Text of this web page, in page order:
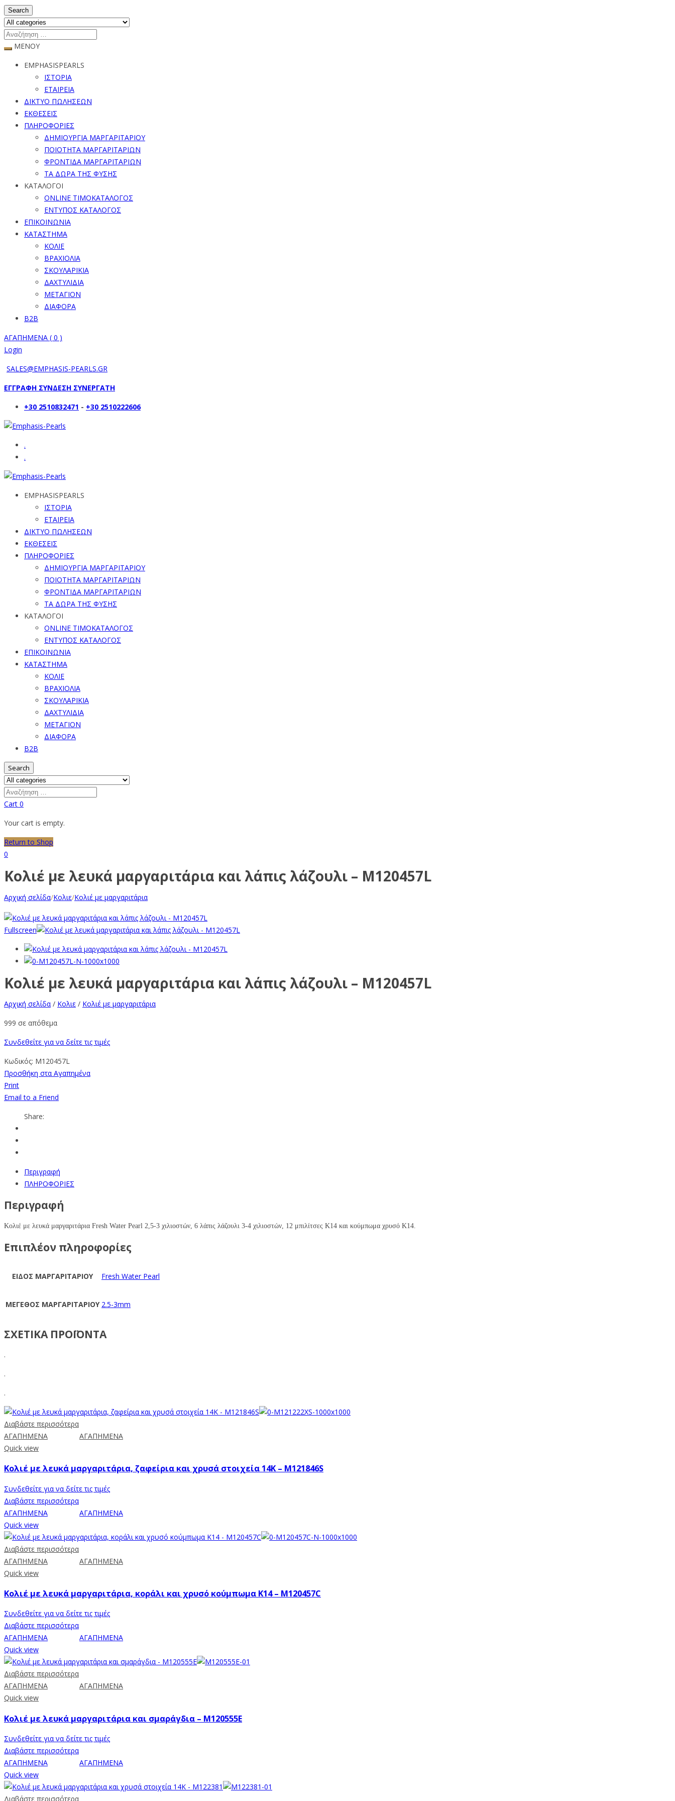
Search
ΜΕΝΟΥ
EMPHASISPEARLS
ΙΣΤΟΡΙΑ
ΕΤΑΙΡΕΙΑ
ΔΙΚΤΥΟ ΠΩΛΗΣΕΩΝ
ΕΚΘΕΣΕΙΣ
ΠΛΗΡΟΦΟΡΙΕΣ
ΔΗΜΙΟΥΡΓΙΑ ΜΑΡΓΑΡΙΤΑΡΙΟΥ
ΠΟΙΟΤΗΤΑ ΜΑΡΓΑΡΙΤΑΡΙΩΝ
ΦΡΟΝΤΙΔΑ ΜΑΡΓΑΡΙΤΑΡΙΩΝ
ΤΑ ΔΩΡΑ ΤΗΣ ΦΥΣΗΣ
ΚΑΤΑΛΟΓΟΙ
ONLINE ΤΙΜΟΚΑΤΑΛΟΓΟΣ
ΕΝΤΥΠΟΣ ΚΑΤΑΛΟΓΟΣ
ΕΠΙΚΟΙΝΩΝΙΑ
ΚΑΤΑΣΤΗΜΑ
ΚΟΛΙΕ
ΒΡΑΧΙΟΛΙΑ
ΣΚΟΥΛΑΡΙΚΙΑ
ΔΑΧΤΥΛΙΔΙΑ
ΜΕΤΑΓΙΟΝ
ΔΙΑΦΟΡΑ
B2B
ΑΓΑΠΗΜΕΝΑ ( 0 )
Login
SALES@EMPHASIS-PEARLS.GR
ΕΓΓΡΑΦΗ ΣΥΝΔΕΣΗ ΣΥΝΕΡΓΑΤΗ
+30 2510832471 - +30 2510222606
.
.
EMPHASISPEARLS
ΙΣΤΟΡΙΑ
ΕΤΑΙΡΕΙΑ
ΔΙΚΤΥΟ ΠΩΛΗΣΕΩΝ
ΕΚΘΕΣΕΙΣ
ΠΛΗΡΟΦΟΡΙΕΣ
ΔΗΜΙΟΥΡΓΙΑ ΜΑΡΓΑΡΙΤΑΡΙΟΥ
ΠΟΙΟΤΗΤΑ ΜΑΡΓΑΡΙΤΑΡΙΩΝ
ΦΡΟΝΤΙΔΑ ΜΑΡΓΑΡΙΤΑΡΙΩΝ
ΤΑ ΔΩΡΑ ΤΗΣ ΦΥΣΗΣ
ΚΑΤΑΛΟΓΟΙ
ONLINE ΤΙΜΟΚΑΤΑΛΟΓΟΣ
ΕΝΤΥΠΟΣ ΚΑΤΑΛΟΓΟΣ
ΕΠΙΚΟΙΝΩΝΙΑ
ΚΑΤΑΣΤΗΜΑ
ΚΟΛΙΕ
ΒΡΑΧΙΟΛΙΑ
ΣΚΟΥΛΑΡΙΚΙΑ
ΔΑΧΤΥΛΙΔΙΑ
ΜΕΤΑΓΙΟΝ
ΔΙΑΦΟΡΑ
B2B
Search
Cart 0
Your cart is empty.
Return to Shop
0
Κολιέ με λευκά μαργαριτάρια και λάπις λάζουλι – M120457L
Αρχική σελίδα/Κολιε/Κολιέ με μαργαριτάρια
Fullscreen
Κολιέ με λευκά μαργαριτάρια και λάπις λάζουλι – M120457L
Αρχική σελίδα / Κολιε / Κολιέ με μαργαριτάρια
999 σε απόθεμα
Συνδεθείτε για να δείτε τις τιμές
Κωδικός: M120457L
Προσθήκη στα Αγαπημένα
Print
Email to a Friend
Share:
Περιγραφή
ΠΛΗΡΟΦΟΡΙΕΣ
Περιγραφή
Kολιέ με λευκά μαργαριτάρια Fresh Water Pearl 2,5-3 χιλιοστών, 6 λάπις λάζουλι 3-4 χιλιοστών, 12 μπιλίτσες Κ14 και κούμπωμα χρυσό Κ14.
Επιπλέον πληροφορίες
ΕΙΔΟΣ ΜΑΡΓΑΡΙΤΑΡΙΟΥ Fresh Water Pearl
ΜΕΓΕΘΟΣ ΜΑΡΓΑΡΙΤΑΡΙΟΥ 2.5-3mm
ΣΧΕΤΙΚΑ ΠΡΟΪΟΝΤΑ
.
.
.
Διαβάστε περισσότερα
ΑΓΑΠΗΜΕΝΑ
ΑΓΑΠΗΜΕΝΑ
Quick view
Κολιέ με λευκά μαργαριτάρια, ζαφείρια και χρυσά στοιχεία 14K – M121846S
Συνδεθείτε για να δείτε τις τιμές
Διαβάστε περισσότερα
ΑΓΑΠΗΜΕΝΑ
ΑΓΑΠΗΜΕΝΑ
Quick view
Διαβάστε περισσότερα
ΑΓΑΠΗΜΕΝΑ
ΑΓΑΠΗΜΕΝΑ
Quick view
Κολιέ με λευκά μαργαριτάρια, κοράλι και χρυσό κούμπωμα Κ14 – M120457C
Συνδεθείτε για να δείτε τις τιμές
Διαβάστε περισσότερα
ΑΓΑΠΗΜΕΝΑ
ΑΓΑΠΗΜΕΝΑ
Quick view
Διαβάστε περισσότερα
ΑΓΑΠΗΜΕΝΑ
ΑΓΑΠΗΜΕΝΑ
Quick view
Κολιέ με λευκά μαργαριτάρια και σμαράγδια – M120555E
Συνδεθείτε για να δείτε τις τιμές
Διαβάστε περισσότερα
ΑΓΑΠΗΜΕΝΑ
ΑΓΑΠΗΜΕΝΑ
Quick view
Διαβάστε περισσότερα